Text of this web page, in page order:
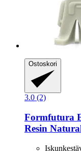
Ostoskori
3.0 (2)
Formfutura
Resin